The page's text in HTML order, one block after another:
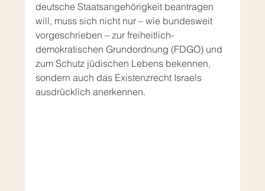
deutsche Staatsangehörigkeit beantragen
will, muss sich nicht nur – wie bundesweit
vorgeschrieben – zur freiheitlich-
demokratischen Grundordnung (FDGO) und
zum Schutz jüdischen Lebens bekennen,
sondern auch das Existenzrecht Israels
ausdrücklich anerkennen.